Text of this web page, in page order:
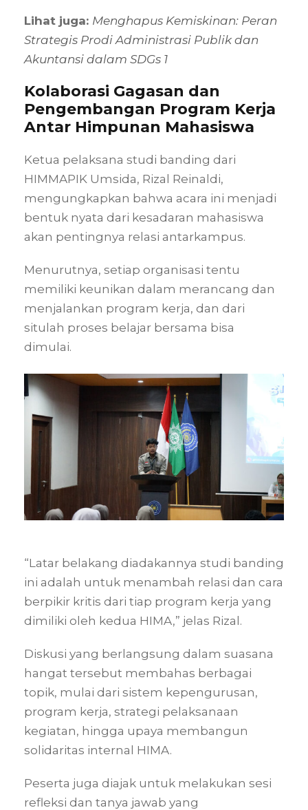
Lihat juga: Menghapus Kemiskinan: Peran
Strategis Prodi Administrasi Publik dan
Akuntansi dalam SDGs 1
Kolaborasi Gagasan dan
Pengembangan Program Kerja
Antar Himpunan Mahasiswa
Ketua pelaksana studi banding dari
HIMMAPIK Umsida, Rizal Reinaldi,
mengungkapkan bahwa acara ini menjadi
bentuk nyata dari kesadaran mahasiswa
akan pentingnya relasi antarkampus.
Menurutnya, setiap organisasi tentu
memiliki keunikan dalam merancang dan
menjalankan program kerja, dan dari
situlah proses belajar bersama bisa
dimulai.
“Latar belakang diadakannya studi banding
ini adalah untuk menambah relasi dan cara
berpikir kritis dari tiap program kerja yang
dimiliki oleh kedua HIMA,” jelas Rizal.
Diskusi yang berlangsung dalam suasana
hangat tersebut membahas berbagai
topik, mulai dari sistem kepengurusan,
program kerja, strategi pelaksanaan
kegiatan, hingga upaya membangun
solidaritas internal HIMA.
Peserta juga diajak untuk melakukan sesi
refleksi dan tanya jawab yang